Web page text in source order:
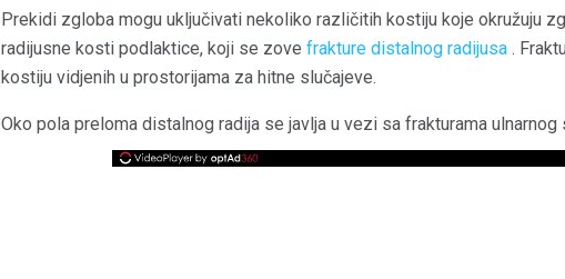
Prekidi zgloba mogu uključivati ​​nekoliko različitih kostiju koje okružuju
radijusne kosti podlaktice, koji se zove frakture distalnog radijusa .
kostiju vidjenih u prostorijama za hitne slučajeve.
Oko pola preloma distalnog radija se javlja u vezi sa frakturama ulnarnog